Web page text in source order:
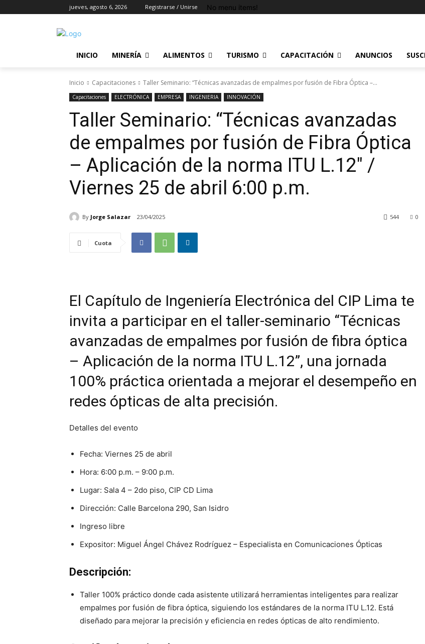
jueves, agosto 6, 2026 Registrarse / Unirse No menu items!
INICIO MINERÍA ALIMENTOS TURISMO CAPACITACIÓN ANUNCIOS
Inicio Capacitaciones Taller Seminario: “Técnicas avanzadas de empalmes por fusión de Fibra Óptica –...
Capacitaciones ELECTRÓNICA EMPRESA INGENIERIA INNOVACIÓN
Taller Seminario: “Técnicas avanzadas
de empalmes por fusión de Fibra Óptica
– Aplicación de la norma ITU L.12″ /
Viernes 25 de abril 6:00 p.m.
By Jorge Salazar 23/04/2025 0
544
Cuota
El Capítulo de Ingeniería Electrónica del CIP Lima te
invita a participar en el taller-seminario “Técnicas
avanzadas de empalmes por fusión de fibra óptica
– Aplicación de la norma ITU L.12”, una jornada
100% práctica orientada a mejorar el desempeño en
redes ópticas de alta precisión.
Detalles del evento
Fecha: Viernes 25 de abril
Hora: 6:00 p.m. – 9:00 p.m.
Lugar: Sala 4 – 2do piso, CIP CD Lima
Dirección: Calle Barcelona 290, San Isidro
Ingreso libre
Expositor: Miguel Ángel Chávez Rodríguez – Especialista en Comunicaciones Ópticas
Descripción:
Taller 100% práctico donde cada asistente utilizará herramientas inteligentes para realizar
empalmes por fusión de fibra óptica, siguiendo los estándares de la norma ITU L.12. Está
diseñado para mejorar la precisión y eficiencia en redes ópticas de alto rendimiento.